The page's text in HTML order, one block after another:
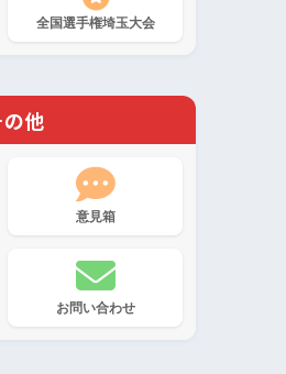
全国選手権埼玉大会
他
意見箱
お問い合わせ